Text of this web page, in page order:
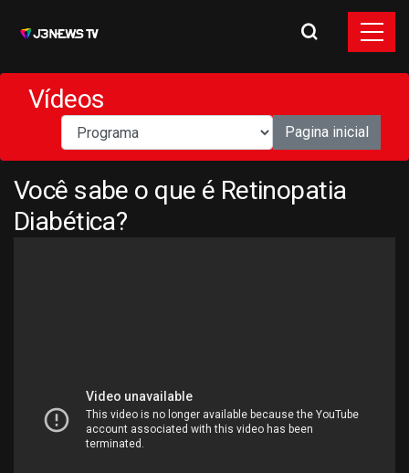
Vídeos
Pagina inicial
Você sabe o que é Retinopatia
Diabética?